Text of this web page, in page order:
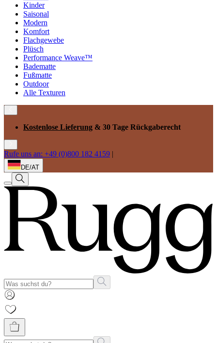
Kinder
Saisonal
Modern
Komfort
Flachgewebe
Plüsch
Performance Weave™
Badematte
Fußmatte
Outdoor
Alle Texturen
Kostenlose Lieferung & 30 Tage Rückgaberecht
Rufe uns an: +49 (0)800 182 4159 |
DE/AT